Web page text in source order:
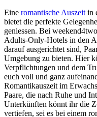
Eine romantische Auszeit in
bietet die perfekte
geniessen. Bei
Adults-Only-Hotels in den
darauf ausgerichtet sind,
Umgebung zu bieten. Hier
Verpflichtungen und dem
euch voll und ganz
Romantikauszeit im
Paare, die nach Ruhe und
Unterkünften könnt ihr die
vertiefen, sei es bei einem